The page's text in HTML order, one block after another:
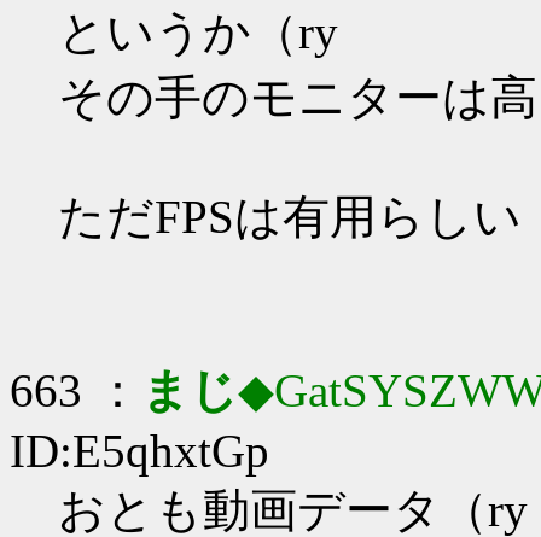
というか（ry
その手のモニターは
ただFPSは有用らしい
663 ： まじ
ID:E5qhxtGp
おとも動画データ（ry